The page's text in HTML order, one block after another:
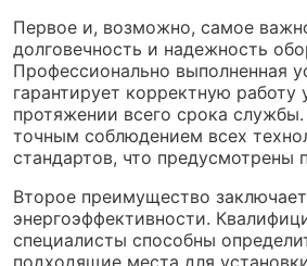
Первое и, возможно, самое
долговечность и надежность
Профессионально выполненная
гарантирует корректную работу
протяжении всего срока
точным соблюдением всех
стандартов, что предусмотрены
Второе преимущество
энергоэффективности.
специалисты способны
подходящие места для